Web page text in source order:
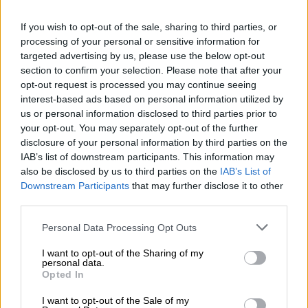
If you wish to opt-out of the sale, sharing to third parties, or
processing of your personal or sensitive information for
targeted advertising by us, please use the below opt-out
section to confirm your selection. Please note that after your
opt-out request is processed you may continue seeing
interest-based ads based on personal information utilized by
us or personal information disclosed to third parties prior to
your opt-out. You may separately opt-out of the further
disclosure of your personal information by third parties on the
IAB’s list of downstream participants. This information may
also be disclosed by us to third parties on the IAB’s List of
Downstream Participants that may further disclose it to other
Please note that this website/app uses one or more Google
not limited to your visit or usage behaviour. You may click to
grant or deny consent to Google and its third-party tags to
use your data for below specified purposes in below Google
consent section.
Personal Data Processing Opt Outs
I want to opt-out of the Sharing of my
personal data.
Opted In
I want to opt-out of the Sale of my
της Σερβίας.
Σε ότι αφορά την Ελλάδα, το Πρώτο από τα
τρία (3) Πρωτόκολλα του Λονδίνου του
Φεβρουαρίου 1830, με τα οποία
αναγνωρίστηκε η ανεξαρτησία του
Ελληνικού Κράτους, περιείχε διάταξη με την
οποία εξασφαλιζόταν η εγγύηση των τριών
(3) Μεγάλων Δυνάμεων, της Αγγλίας, της
Γαλλίας και της Ρωσίας, για την κατάπαυση
Στις 7 Μαίου 1832 υπεγράφη στο Λονδίνο η
πρώτη επίσημη
Συνθήκη Εγγύησης για την
Ελλάδα, η οποία αναγνωριζόταν ως
ανεξάρτητο κράτος με πολίτευμα την